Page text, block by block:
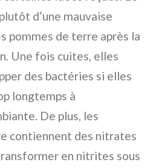
d’une mauvaise
pommes de terre après la
Une fois cuites, elles
des bactéries si elles
longtemps à
De plus, les
contiennent des nitrates
en nitrites sous